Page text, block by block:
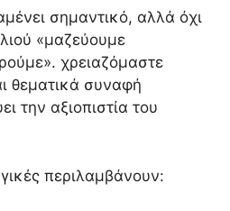
σημαντικό, αλλά όχι
«μαζεύουμε
χρειαζόμαστε
θεματικά συναφή
την αξιοπιστία του
περιλαμβάνουν: